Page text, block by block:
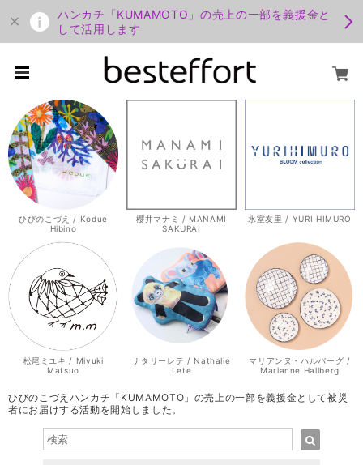
ハンカチ「KUMAMOTO」の売上の一部を義援金と
して活用します
ひびのこづえ / Kodue
Hibino
櫻井マナミ / MANAMI
SAKURAI
氷室友里 / YURI HIMURO
松尾ミユキ / Miyuki
Matsuo
ナタリーレテ / Nathalie
Lete
マリアンヌ・ハルバーグ /
Marianne Hallberg
ひびのこづえハンカチ「KUMAMOTO」の売上の一部を義援金として被災
者にお届けする活動を開始しました。